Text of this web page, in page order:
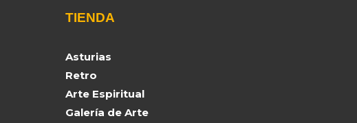
TIENDA
Asturias
Retro
Arte Espiritual
Galería de Arte